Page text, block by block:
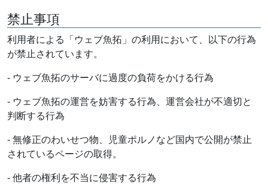
禁止事項
利用者による「ウェブ魚拓」の利用において、以下の行為
が禁止されています。
- ウェブ魚拓のサーバに過度の負荷をかける行為
- ウェブ魚拓の運営を妨害する行為、運営会社が不適切と
判断する行為
- 無修正のわいせつ物、児童ポルノなど国内で公開が禁止
されているページの取得。
- 他者の権利を不当に侵害する行為